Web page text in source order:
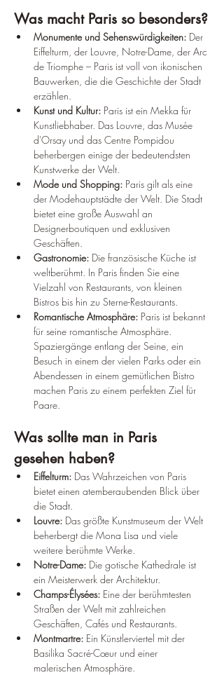
Was macht Paris so besonders?
Monumente und Sehenswürdigkeiten: Der
Eiffelturm, der Louvre, Notre-Dame, der Arc
de Triomphe – Paris ist voll von ikonischen
Bauwerken, die die Geschichte der Stadt
erzählen.
Kunst und Kultur: Paris ist ein Mekka für
Kunstliebhaber. Das Louvre, das Musée
d'Orsay und das Centre Pompidou
beherbergen einige der bedeutendsten
Kunstwerke der Welt.
Mode und Shopping: Paris gilt als eine
der Modehauptstädte der Welt. Die Stadt
bietet eine große Auswahl an
Designerboutiquen und exklusiven
Geschäften.
Gastronomie: Die französische Küche ist
weltberühmt. In Paris finden Sie eine
Vielzahl von Restaurants, von kleinen
Bistros bis hin zu Sterne-Restaurants.
Romantische Atmosphäre: Paris ist bekannt
für seine romantische Atmosphäre.
Spaziergänge entlang der Seine, ein
Besuch in einem der vielen Parks oder ein
Abendessen in einem gemütlichen Bistro
machen Paris zu einem perfekten Ziel für
Paare.
Was sollte man in Paris
gesehen haben?
Eiffelturm: Das Wahrzeichen von Paris
bietet einen atemberaubenden Blick über
die Stadt.
Louvre: Das größte Kunstmuseum der Welt
beherbergt die Mona Lisa und viele
weitere berühmte Werke.
Notre-Dame: Die gotische Kathedrale ist
ein Meisterwerk der Architektur.
Champs-Élysées: Eine der berühmtesten
Straßen der Welt mit zahlreichen
Geschäften, Cafés und Restaurants.
Montmartre: Ein Künstlerviertel mit der
Basilika Sacré-Cœur und einer
malerischen Atmosphäre.